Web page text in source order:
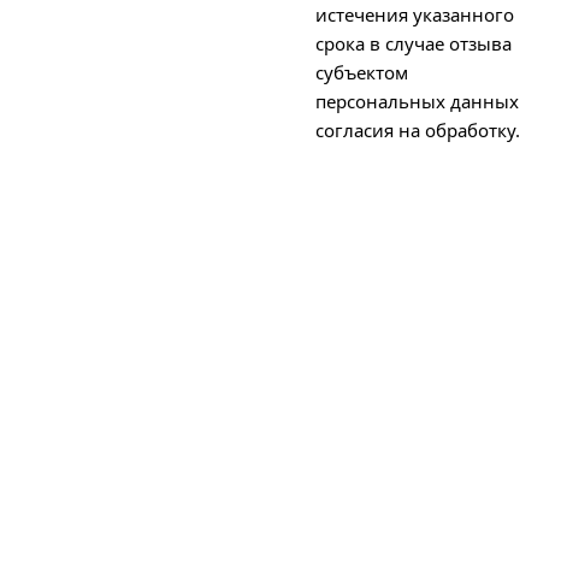
истечения указанного
срока в случае отзыва
субъектом
персональных данных
согласия на обработку.